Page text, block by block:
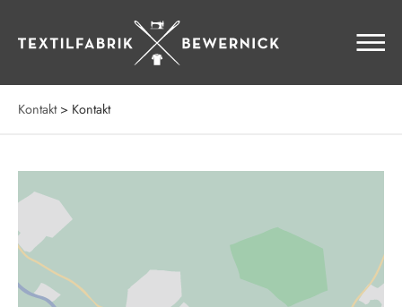
Zum
Zum
Zur
Seitenfuss
Kontakt> Kontakt